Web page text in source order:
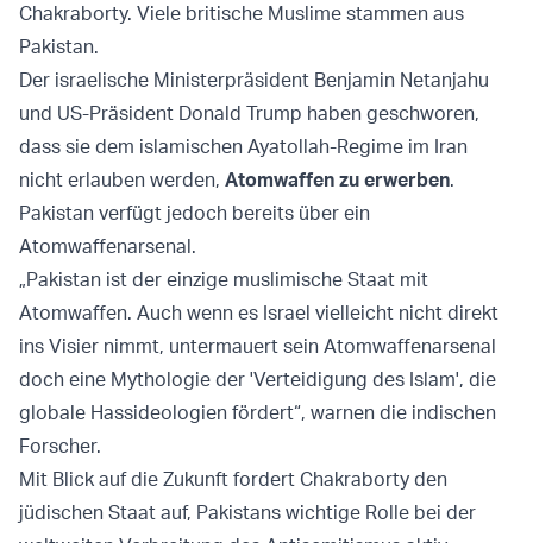
Chakraborty. Viele britische Muslime stammen aus
Pakistan.
Der israelische Ministerpräsident Benjamin Netanjahu
und US-Präsident Donald Trump haben geschworen,
dass sie dem islamischen Ayatollah-Regime im Iran
nicht erlauben werden, Atomwaffen zu erwerben.
Pakistan verfügt jedoch bereits über ein
Atomwaffenarsenal.
„Pakistan ist der einzige muslimische Staat mit
Atomwaffen. Auch wenn es Israel vielleicht nicht direkt
ins Visier nimmt, untermauert sein Atomwaffenarsenal
doch eine Mythologie der 'Verteidigung des Islam', die
globale Hassideologien fördert“, warnen die indischen
Forscher.
Mit Blick auf die Zukunft fordert Chakraborty den
jüdischen Staat auf, Pakistans wichtige Rolle bei der